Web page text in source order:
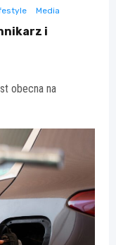
Media
i
obecna na